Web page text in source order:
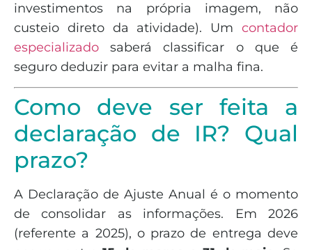
investimentos na própria imagem, não
custeio direto da atividade). Um contador
especializado saberá classificar o que é
seguro deduzir para evitar a malha fina.
Como deve ser feita a
declaração de IR? Qual
prazo?
A Declaração de Ajuste Anual é o momento
de consolidar as informações. Em 2026
(referente a 2025), o prazo de entrega deve